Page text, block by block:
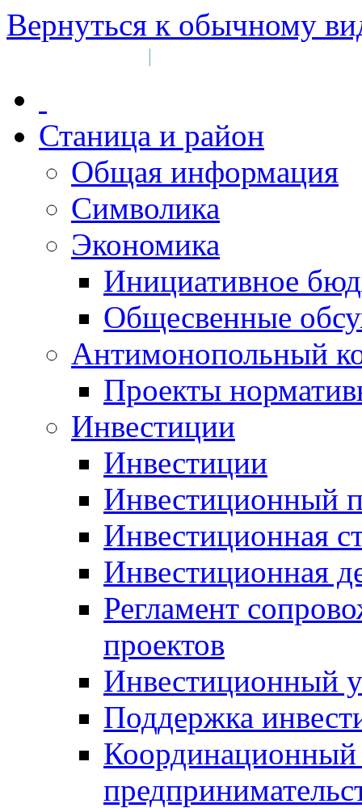
Вернуться к обычному
|
Станица и район
Общая информация
Символика
Экономика
Инициативное
Общесвенные
Антимонопольный
Проекты
Инвестиции
Инвестиции
Инвестиционный
Инвестиционная
Инвестиционная
Регламент
проектов
Инвестиционный
Поддержка
Координационный